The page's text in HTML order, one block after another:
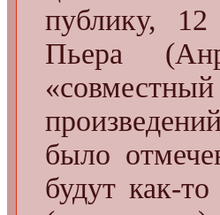
публику, 12
Пьера
было
будут как-то